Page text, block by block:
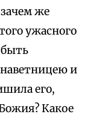
же
ужасного
и
его,
Какое